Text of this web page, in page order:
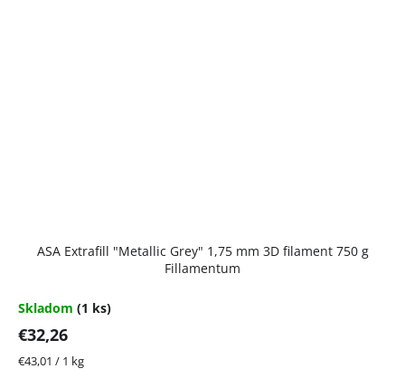
ASA Extrafill "Metallic Grey" 1,75 mm 3D filament 750 g
Fillamentum
Skladom (1 ks)
€32,26
Jednotková
€43,01 / 1 kg